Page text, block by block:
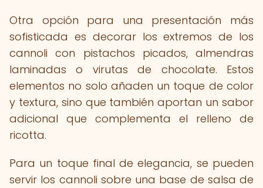
Otra opción para una presentación más
sofisticada es decorar los extremos de los
cannoli con pistachos picados, almendras
laminadas o virutas de chocolate. Estos
elementos no solo añaden un toque de color
y textura, sino que también aportan un sabor
adicional que complementa el relleno de
ricotta.
Para un toque final de elegancia, se pueden
servir los cannoli sobre una base de salsa de